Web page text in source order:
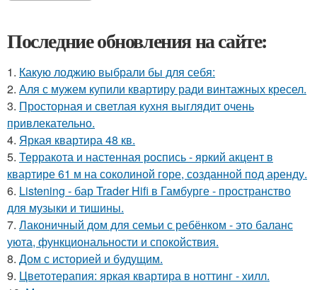
Последние обновления на сайте:
1. Какую лоджию выбрали бы для себя:
2. Аля с мужем купили квартиру ради винтажных кресел.
3. Просторная и светлая кухня выглядит очень
привлекательно.
4. Яркая квартира 48 кв.
5. Терракота и настенная роспись - яркий акцент в
квартире 61 м на соколиной горе, созданной под аренду.
6. Listening - бар Trader Hifi в Гамбурге - пространство
для музыки и тишины.
7. Лаконичный дом для семьи с ребёнком - это баланс
уюта, функциональности и спокойствия.
8. Дом с историей и будущим.
9. Цветотерапия: яркая квартира в ноттинг - хилл.